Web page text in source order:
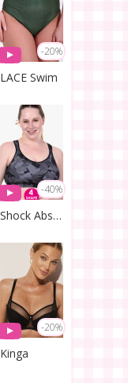
-20%
LACE Swim
-40%
Shock Absorber
-20%
Kinga